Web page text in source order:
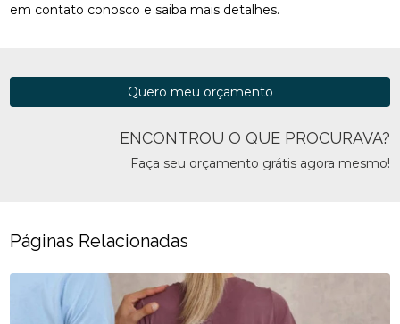
em contato conosco e saiba mais detalhes.
ENCONTROU O QUE PROCURAVA?
Faça seu orçamento grátis agora mesmo!
Quero meu orçamento
Páginas Relacionadas